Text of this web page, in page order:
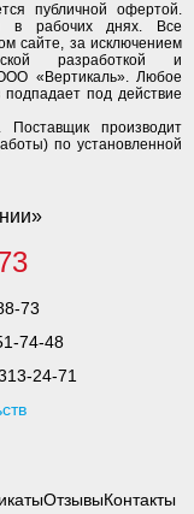
ОтзывыКонтакты
публичной офертой.
в рабочих днях. Все
сайте, за исключением
разработкой и
«Вертикаль». Любое
подпадает под действие
производит
по установленной
73
74-48
24-71